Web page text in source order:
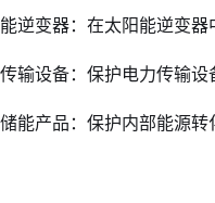
逆变器：在太阳能逆变
输设备：保护电力传输
能产品：保护内部能源